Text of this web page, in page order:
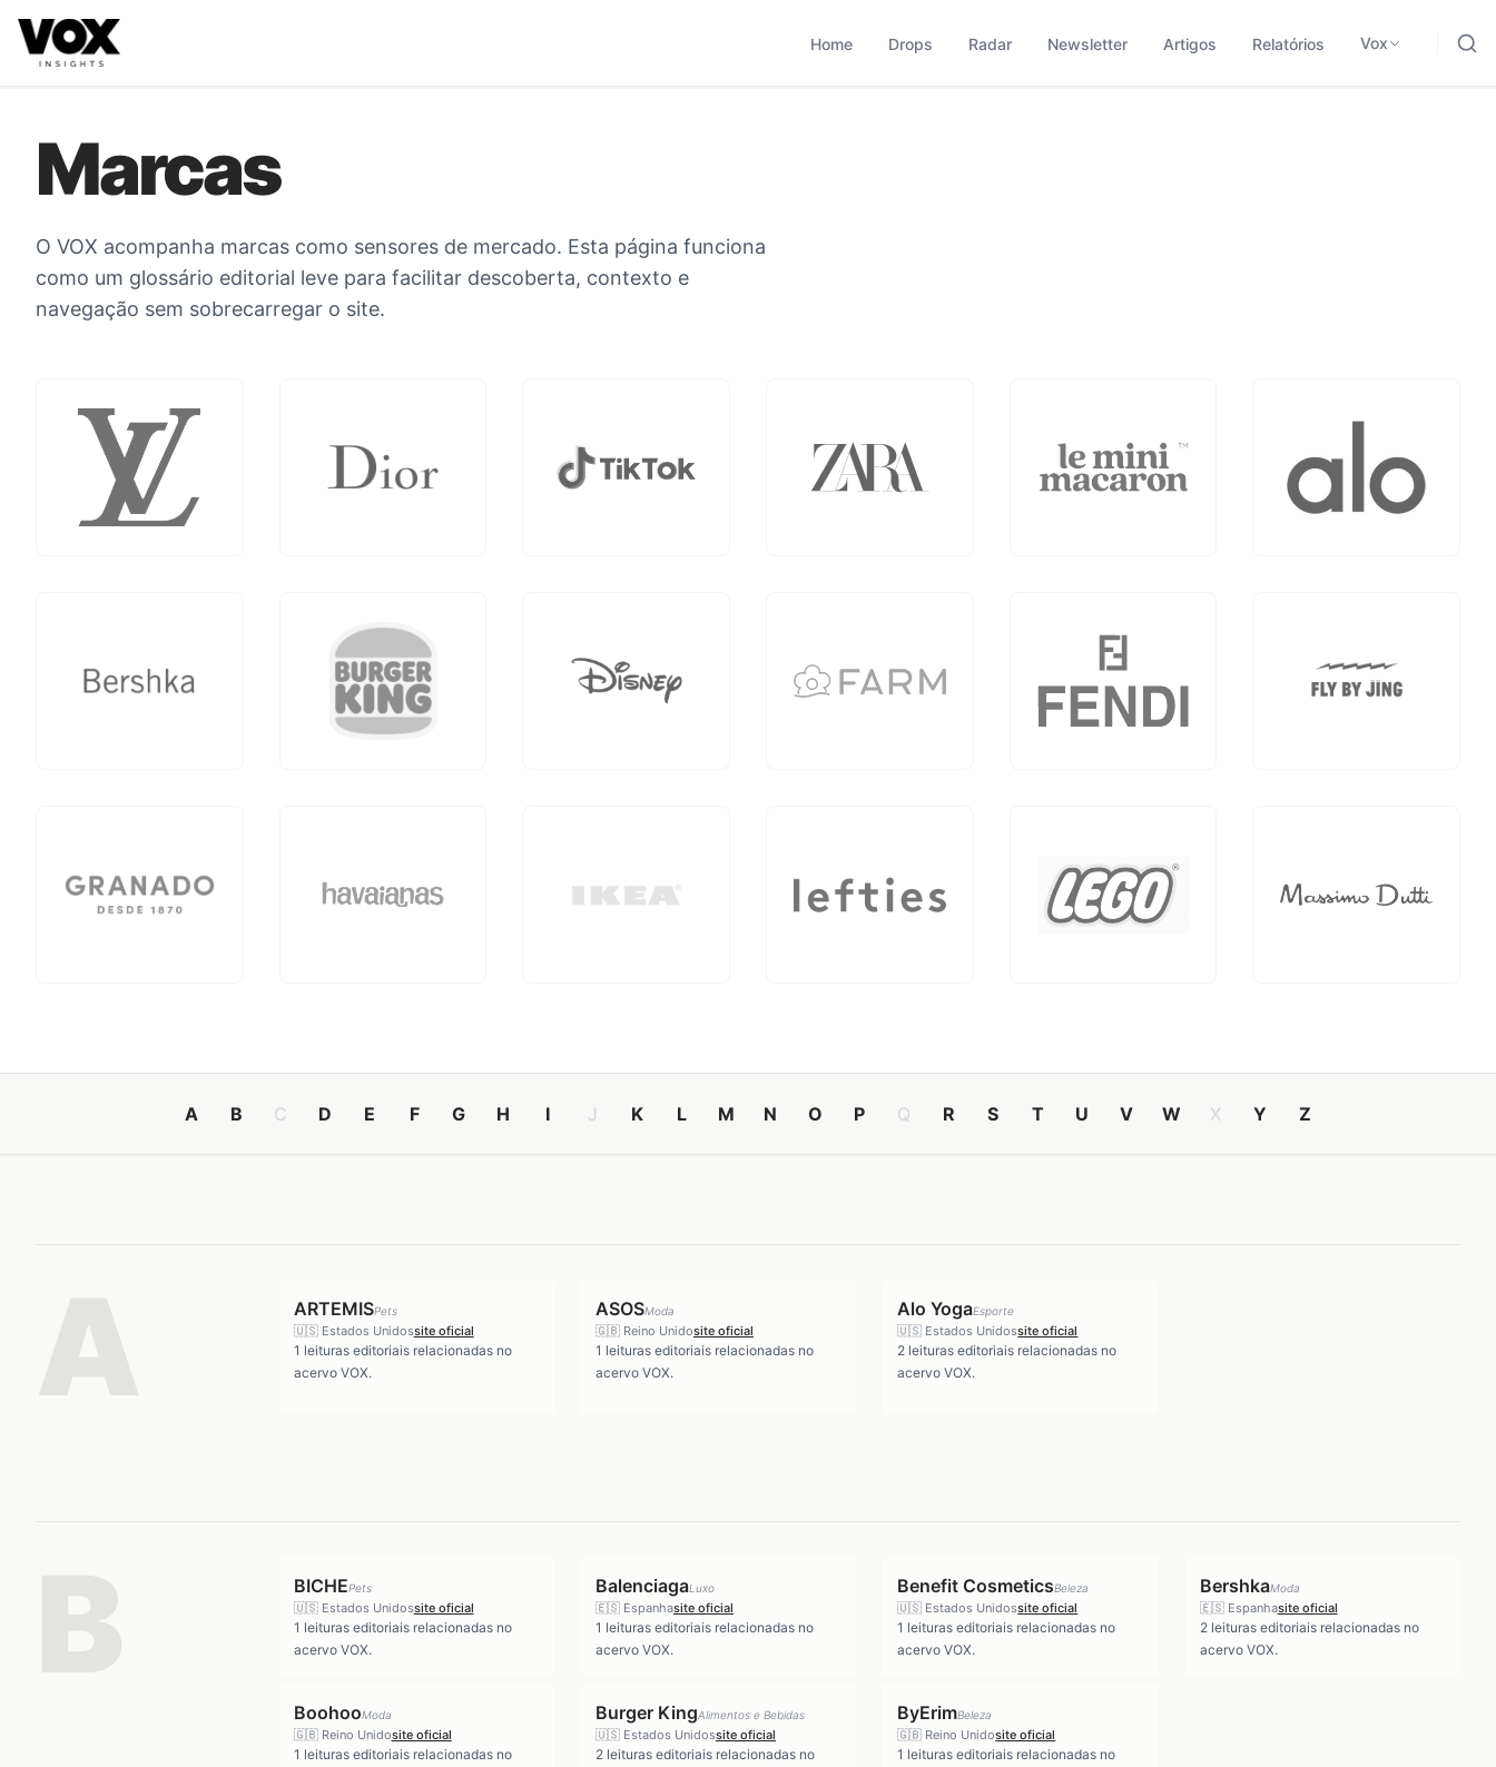
A direção estratégica é liderada por Vanessa Caldas e a operação combina monitoramento contínuo com curadoria metodológica para traduzir sinais em leitura aplicada.
Home Drops Radar Newsletter Artigos Relatórios Vox
Marcas
O VOX acompanha marcas como sensores de mercado. Esta página funciona
como um glossário editorial leve para facilitar descoberta, contexto e
navegação sem sobrecarregar o site.
A B C D E F G H I J K L M N O P Q R S T U V W X Y Z
ARTEMISPets
🇺🇸 Estados Unidossite oficial
1 leituras editoriais relacionadas no
acervo VOX.
ASOSModa
🇬🇧 Reino Unidosite oficial
1 leituras editoriais relacionadas no
acervo VOX.
Alo YogaEsporte
🇺🇸 Estados Unidossite oficial
2 leituras editoriais relacionadas no
acervo VOX.
BICHEPets
🇺🇸 Estados Unidossite oficial
1 leituras editoriais relacionadas no
acervo VOX.
BalenciagaLuxo
🇪🇸 Espanhasite oficial
1 leituras editoriais relacionadas no
acervo VOX.
Benefit CosmeticsBeleza
🇺🇸 Estados Unidossite oficial
1 leituras editoriais relacionadas no
acervo VOX.
BershkaModa
🇪🇸 Espanhasite oficial
2leituras editoriais relacionadas no
acervo VOX.
BoohooModa
🇬🇧 Reino Unidosite oficial
1 leituras editoriais relacionadas no
Burger KingAlimentos e Bebidas
🇺🇸 Estados Unidossite oficial
2leituras editoriais relacionadas no
ByErimBeleza
🇬🇧 Reino Unidosite oficial
1 leituras editoriais relacionadas no